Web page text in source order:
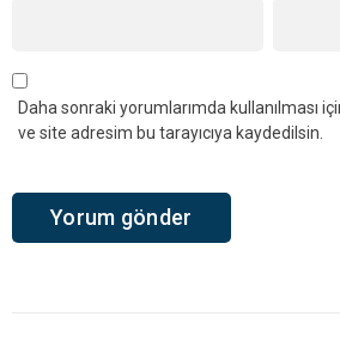
Daha sonraki yorumlarımda kullanılması
ve site adresim bu tarayıcıya kaydedilsin.